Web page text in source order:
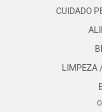
CUIDADO
LIMPEZA